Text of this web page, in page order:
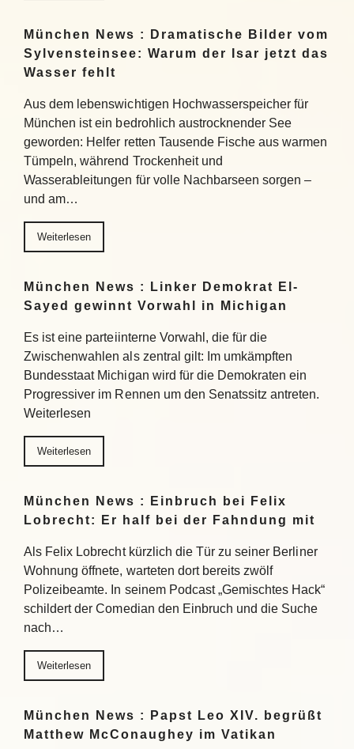
München News : Dramatische Bilder vom
Sylvensteinsee: Warum der Isar jetzt das
Wasser fehlt
Aus dem lebenswichtigen Hochwasserspeicher für
München ist ein bedrohlich austrocknender See
geworden: Helfer retten Tausende Fische aus warmen
Tümpeln, während Trockenheit und
Wasserableitungen für volle Nachbarseen sorgen –
und am…
Weiterlesen
München News : Linker Demokrat El-
Sayed gewinnt Vorwahl in Michigan
Es ist eine parteiinterne Vorwahl, die für die
Zwischenwahlen als zentral gilt: Im umkämpften
Bundesstaat Michigan wird für die Demokraten ein
Progressiver im Rennen um den Senatssitz antreten.
Weiterlesen
Weiterlesen
München News : Einbruch bei Felix
Lobrecht: Er half bei der Fahndung mit
Als Felix Lobrecht kürzlich die Tür zu seiner Berliner
Wohnung öffnete, warteten dort bereits zwölf
Polizeibeamte. In seinem Podcast „Gemischtes Hack“
schildert der Comedian den Einbruch und die Suche
nach…
Weiterlesen
München News : Papst Leo XIV. begrüßt
Matthew McConaughey im Vatikan